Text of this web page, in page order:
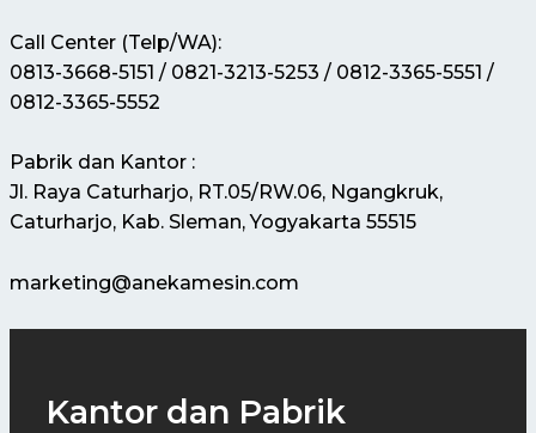
Call Center (Telp/WA):
0813-3668-5151 / 0821-3213-5253 / 0812-3365-5551 /
0812-3365-5552
Pabrik dan Kantor :
Jl. Raya Caturharjo, RT.05/RW.06, Ngangkruk,
Caturharjo, Kab. Sleman, Yogyakarta 55515
marketing@anekamesin.com
Kantor dan Pabrik